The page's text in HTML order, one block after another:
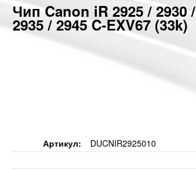
Чип Canon iR 2925 / 2930 /
2935 / 2945 C-EXV67 (33k)
Артикул: DUCNIR2925010